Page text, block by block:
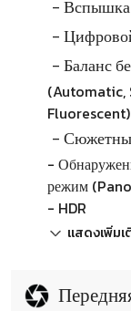
-
-
- Баланс
(Automatic,
Fluorescent)
-
-
режим
- HDR
แสดงเพิ่มเ